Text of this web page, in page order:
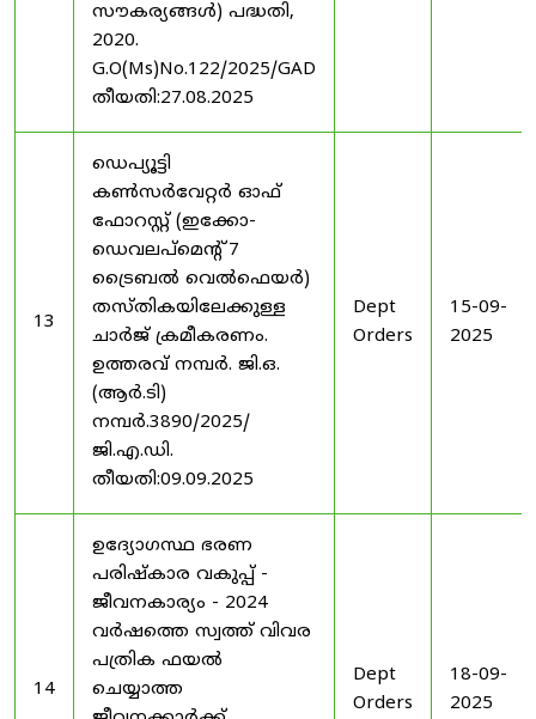
സൗകര്യങ്ങൾ) പദ്ധതി,
2020.
G.O(Ms)No.122/2025/GAD
തീയതി:27.08.2025
13
ഡെപ്യൂട്ടി
കൺസർവേറ്റർ ഓഫ്
ഫോറസ്റ്റ് (ഇക്കോ-
ഡെവലപ്മെന്റ് 7
ട്രൈബൽ വെൽഫെയർ)
തസ്തികയിലേക്കുള്ള
ചാർജ് ക്രമീകരണം.
ഉത്തരവ് നമ്പർ. ജി.ഒ.
(ആർ.ടി)
നമ്പർ.3890/2025/
ജി.എ.ഡി.
തീയതി:09.09.2025
Dept
Orders
15-09-
2025
14
ഉദ്യോഗസ്ഥ ഭരണ
പരിഷ്കാര വകുപ്പ് -
ജീവനകാര്യം - 2024
വർഷത്തെ സ്വത്ത് വിവര
പത്രിക ഫയൽ
ചെയ്യാത്ത
Dept
Orders
18-09-
2025